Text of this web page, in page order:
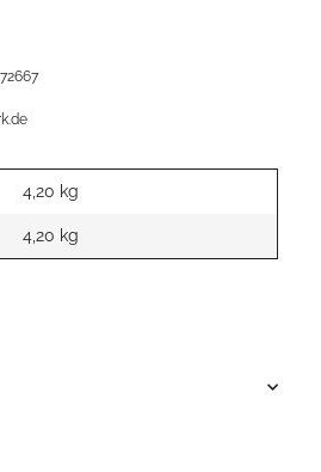
4,20 kg
4,20 kg